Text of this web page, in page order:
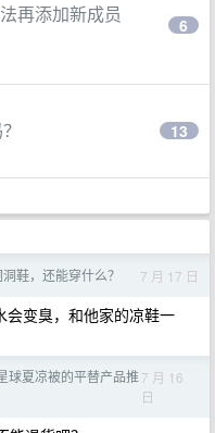
再添加新成员
6
13
鞋，还能穿什么？ 7 月 17 日
会变臭，和他家的凉鞋一
球夏凉被的平替产品推 7 月 16
日